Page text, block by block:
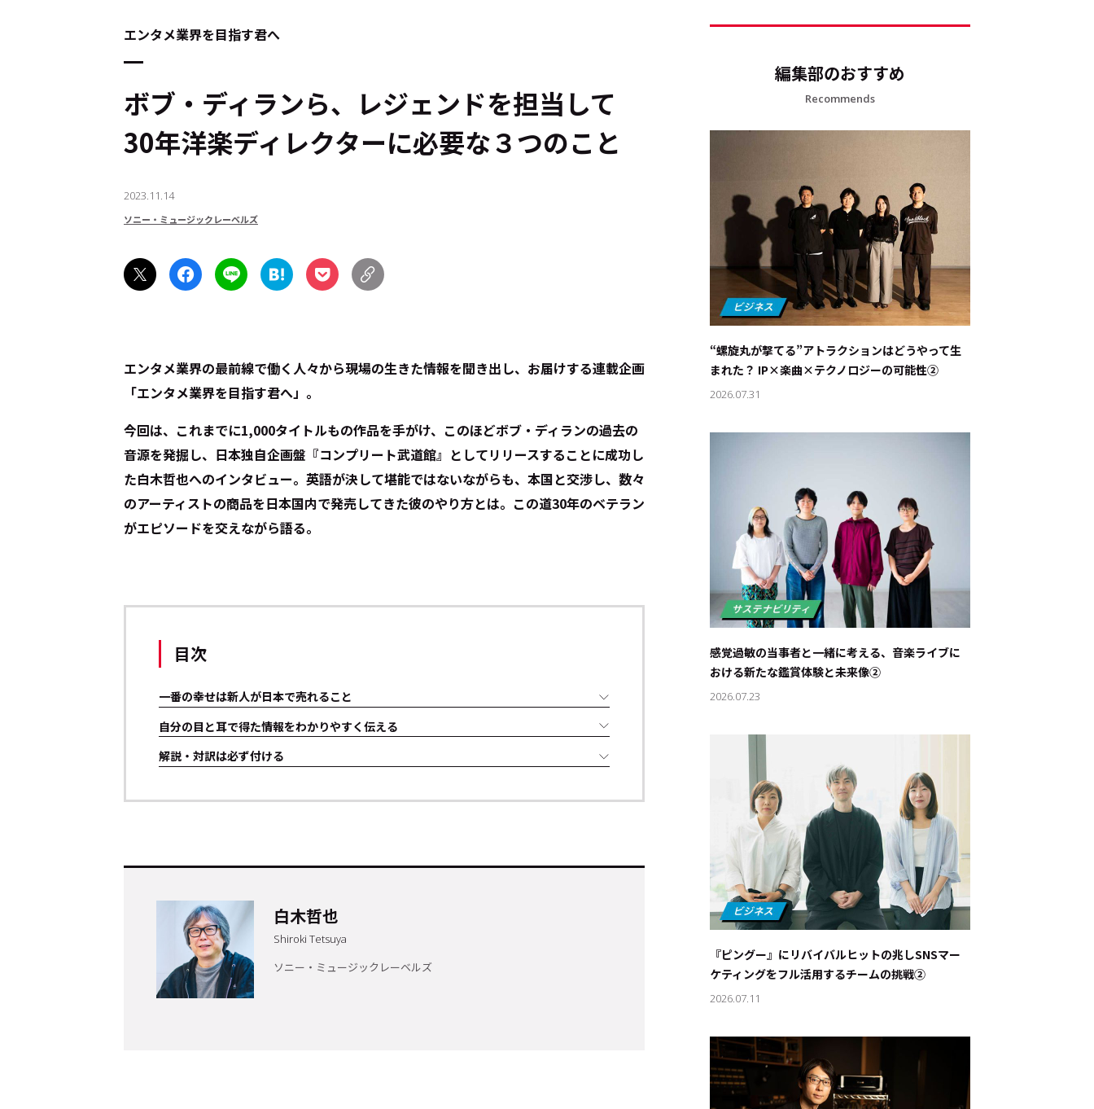
エンタメ業界を目指す君へ
ボブ・ディランら、レジェンドを担当して
30年――洋楽ディレクターに必要な３つのこと
2023.11.14
ソニー・ミュージックレーベルズ
エンタメ業界の最前線で働く人々から現場の生きた情報を聞き出し、お届けする連載企画
「エンタメ業界を目指す君へ」。
今回は、これまでに1,000タイトルもの作品を手がけ、このほどボブ・ディランの過去の
音源を発掘し、日本独自企画盤『コンプリート武道館』としてリリースすることに成功し
た白木哲也へのインタビュー。英語が決して堪能ではないながらも、本国と交渉し、数々
のアーティストの商品を日本国内で発売してきた彼のやり方とは。この道30年のベテラン
がエピソードを交えながら語る。
目次
一番の幸せは新人が日本で売れること
自分の目と耳で得た情報をわかりやすく伝える
解説・対訳は必ず付ける
白木哲也
Shiroki Tetsuya
ソニー・ミュージックレーベルズ
編集部のおすすめ
Recommends
“螺旋丸が撃てる”アトラクションはどうやって生
まれた？ IP×楽曲×テクノロジーの可能性②
2026.07.31
感覚過敏の当事者と一緒に考える、音楽ライブに
おける新たな鑑賞体験と未来像②
2026.07.23
『ピングー』にリバイバルヒットの兆し――SNSマー
ケティングをフル活用するチームの挑戦②
2026.07.11